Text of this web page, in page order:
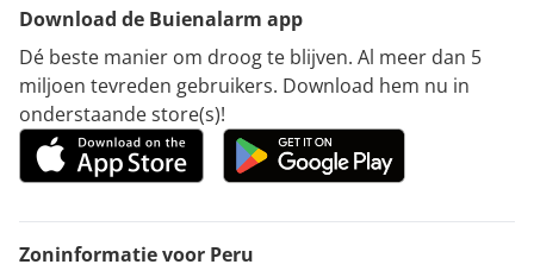
Download de Buienalarm app
Dé beste manier om droog te blijven. Al meer dan 5
miljoen tevreden gebruikers. Download hem nu in
onderstaande store(s)!
Zoninformatie voor Peru